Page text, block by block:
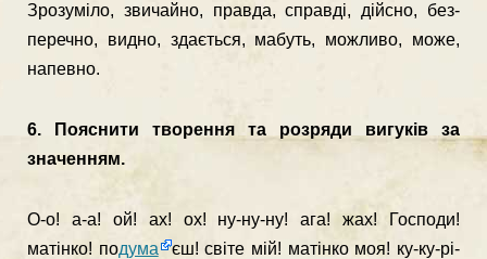
Зрозуміло, звичайно, правда, справді, дійсно, без­
перечно, видно, здається, мабуть, можливо, може,
на­певно.
6. Пояснити творення та розряди вигуків за
значен­ням.
О-о! а-а! ой! ах! ох! ну-ну-ну! ага! жах! Господи!
матінко! подума
єш! світе мій! матінко моя! ку-ку-рі-